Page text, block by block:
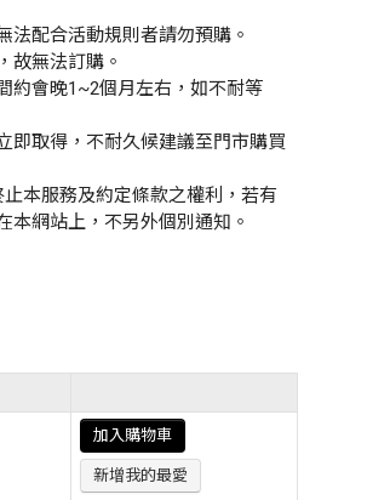
配合活動規則者請勿預購。
故無法訂購。
約會晚1~2個月左右，如不耐等
即取得，不耐久候建議至門市購買
本服務及約定條款之權利，若有
本網站上，不另外個別通知。
加入購物車
新增我的最愛